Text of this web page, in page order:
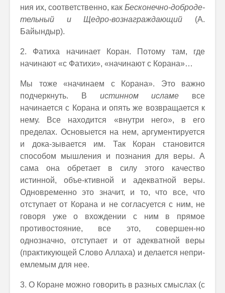
ния их, соответственно, как Бесконечно-доброде-
тельный и Щедро-вознаграждающий (А.
Байындыр).
2. Фатиха начинает Коран. Потому там, где
начинают «с Фатихи», «начинают с Корана»…
Мы тоже «начинаем с Корана». Это важно
подчеркнуть. В истинном исламе все
начинается с Корана и опять же возвращается к
нему. Все находится «внутри него», в его
пределах. Основыется на нем, аргументируется
и дока-зывается им. Так Коран становится
способом мышления и познания для веры. А
сама она обретает в силу этого качество
истинной, объе-ктивной и адекватной веры.
Одновременно это значит, и то, что все, что
отступает от Корана и не согласуется с ним, не
говоря уже о вхождении с ним в прямое
противостояние, все это, совершен-но
однозначно, отступает и от адекватной веры
(практикующей Слово Аллаха) и делается непри-
емлемым для нее.
3. О Коране можно говорить в разных смыслах (с